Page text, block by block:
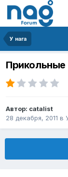
У нага
Прикольные
Автор: catalist
28 декабря, 2011 в